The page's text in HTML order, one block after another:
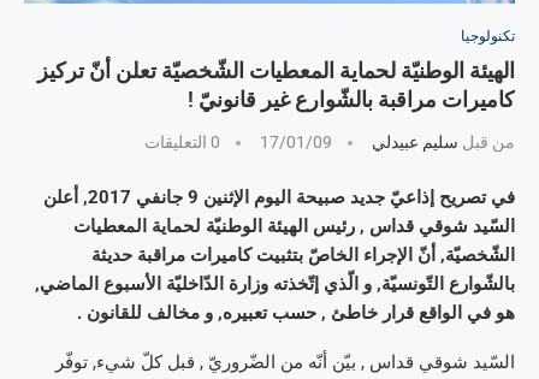
تكنولوجيا
الهيئة الوطنيّة لحماية المعطيات الشّخصيّة تعلن أنّ تركيز
كاميرات مراقبة بالشّوارع غير قانونيّ !
من قبل سليم عبيدلي 17/01/09 0 التعليقات
في تصريح إذاعيّ جديد صبيحة اليوم الإثنين 9 جانفي 2017, أعلن
السّيد شوقي قداس , رئيس الهيئة الوطنيّة لحماية المعطيات
الشّخصيّة, أنّ الإجراء الخاصّ بتثبيت كاميرات مراقبة حديثة
بالشّوارع التّونسيّة, و الّذي إتّخذته وزارة الدّاخليّة الأسبوع الماضي,
هو في الواقع قرار خاطئ , حسب تعبيره, و مخالف للقانون .
السّيد شوقي قداس , بيّن أنّه من الضّروريّ , قبل كلّ شيء, توفّر